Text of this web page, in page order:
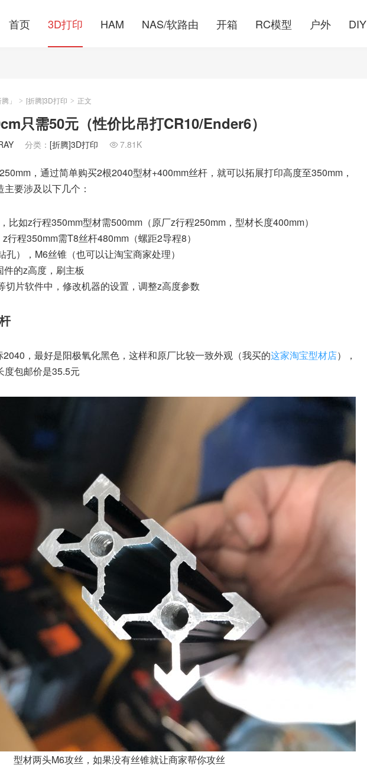
首页 3D打印 HAM NAS/软路由 开箱 RC模型 户外 DIY
」 > [折腾]3D打印 > 正文
只需50元（性价比吊打CR10/Ender6）
分类： [折腾]3D打印  7.81K
，通过简单购买2根2040型材+400mm丝杆，就可以拓展打印高度至350mm，
要涉及以下几个：
比如z行程350mm型材需500mm（原厂z行程250mm，型材长度400mm）
行程350mm需T8丝杆480mm（螺距2导程8）
孔），M6丝锥（也可以让淘宝商家处理）
的z高度，刷主板
切片软件中，修改机器的设置，调整z高度参数
，最好是阳极氧化黑色，这样和原厂比较一致外观（我买的这家淘宝型材店），
度包邮价是35.5元
型材两头M6攻丝，如果没有丝锥就让商家帮你攻丝